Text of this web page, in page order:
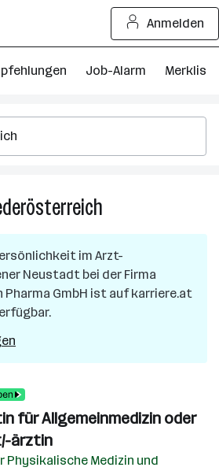
Anmelden
Job-Alarm Merkliste
in
Niederösterreich
im Arzt-
Neustadt bei der Firma
GmbH ist auf karriere.at
für Allgemeinmedizin oder
ärztin
Medizin und